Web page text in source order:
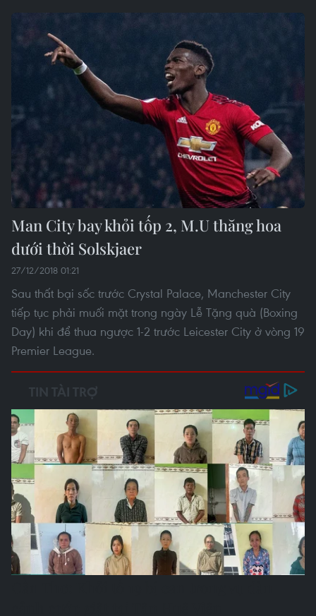
Man City bay khỏi tốp 2, M.U thăng hoa
dưới thời Solskjaer
27/12/2018 01:21
Sau thất bại sốc trước Crystal Palace, Manchester City
tiếp tục phải muối mặt trong ngày Lễ Tặng quà (Boxing
Day) khi để thua ngược 1-2 trước Leicester City ở vòng 19
Premier League.